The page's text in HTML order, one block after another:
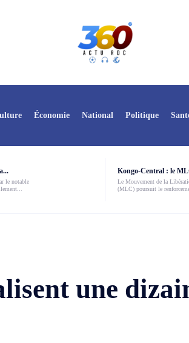
Économie National Politique
le notable
Kongo-Central : le
Le Mouvement de la
(MLC) poursuit le
une